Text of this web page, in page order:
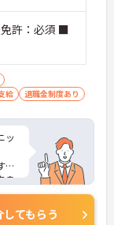
許：必須 ■
給 退職金制度あり
ッ
♪
身
してもらう